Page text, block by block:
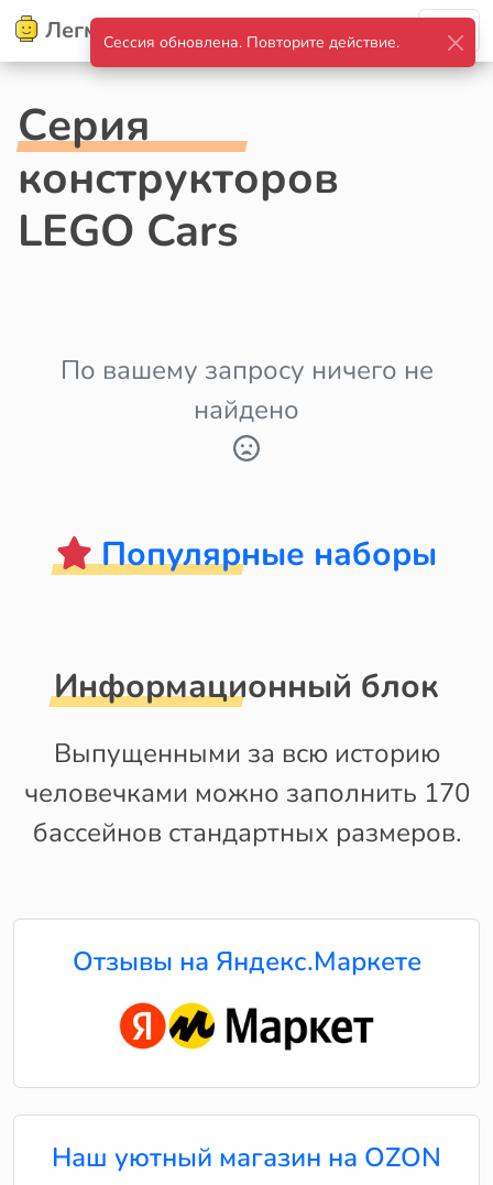
Легмир
Серия
конструкторов
LEGO Cars
По вашему запросу ничего не
найдено
Популярные наборы
Информационный блок
Выпущенными за всю историю
человечками можно заполнить 170
бассейнов стандартных размеров.
Отзывы на Яндекс.Маркете
Наш уютный магазин на OZON
Сессия обновлена. Повторите действие.